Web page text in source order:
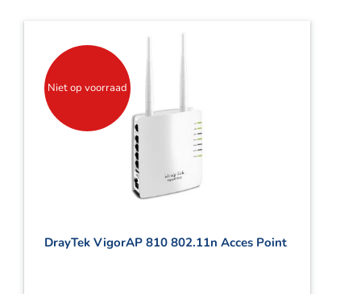
Services
Vacatures
Webshop
Winkelwagen
Niet op voorraad
DrayTek VigorAP 810 802.11n Acces Point